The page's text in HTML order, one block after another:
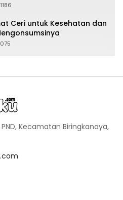
1186
Ceri untuk Kesehatan dan
Kecamatan Biringkanaya,